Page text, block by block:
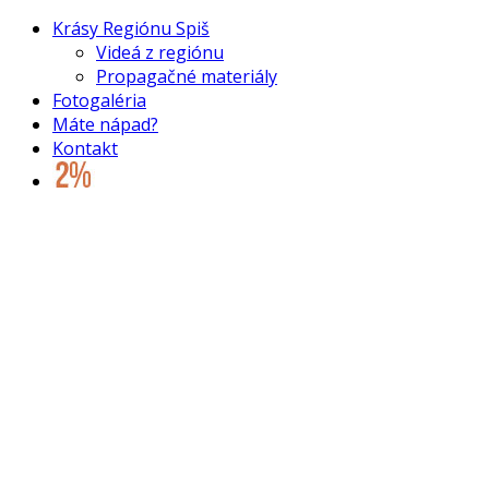
Krásy Regiónu Spiš
Videá z regiónu
Propagačné materiály
Fotogaléria
Máte nápad?
Kontakt